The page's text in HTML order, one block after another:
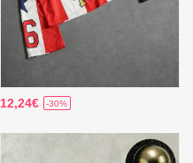
12,24€ -30%